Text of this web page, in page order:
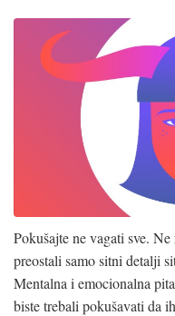
Pokušajte ne vagati sve.
preostali samo sitni detalji
Mentalna i emocionalna
biste trebali pokušavati da